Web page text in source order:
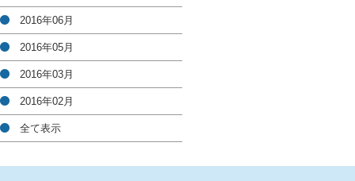
2016年06月
2016年05月
2016年03月
2016年02月
全て表示